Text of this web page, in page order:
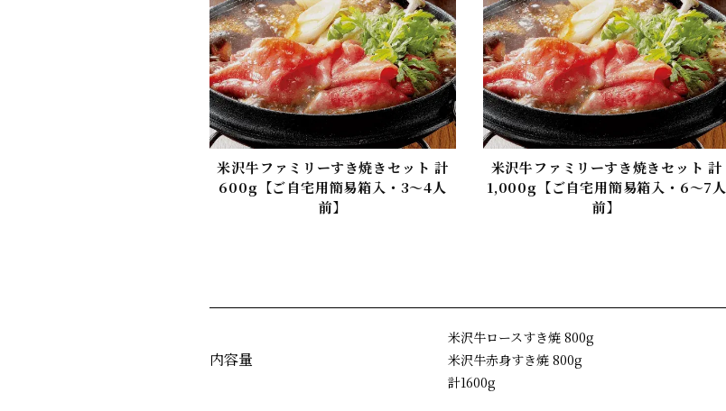
米沢牛ファミリーすき焼きセット 計
600g【ご自宅用簡易箱入・3〜4人
前】
米沢牛ファミリーすき焼きセット 計
1,000g【ご自宅用簡易箱入・6〜7人
前】
内容量
米沢牛ロースすき焼 800g
米沢牛赤身すき焼 800g
計1600g